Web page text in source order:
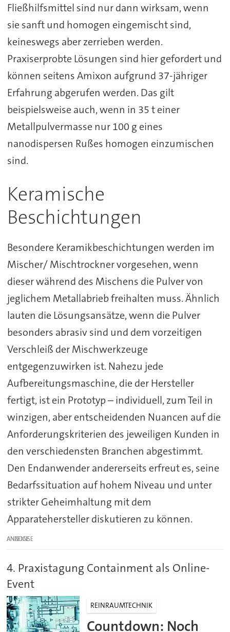
Fließhilfsmittel sind nur dann wirksam, wenn
sie sanft und homogen eingemischt sind,
keineswegs aber zerrieben werden.
Praxiserprobte Lösungen sind hier gefordert und
können seitens Amixon aufgrund 37-jähriger
Erfahrung abgerufen werden. Das gilt
beispielsweise auch, wenn in 35 t einer
Metallpulvermasse nur 100 g eines
nanodispersen Rußes homogen einzumischen
sind.
Keramische
Beschichtungen
Besondere Keramikbeschichtungen werden im
Mischer/ Mischtrockner vorgesehen, wenn
dieser während des Mischens die Pulver von
jeglichem Metallabrieb freihalten muss. Ähnlich
lauten die Lösungsansätze, wenn die Pulver
besonders abrasiv sind und dem vorzeitigen
Verschleiß der Mischwerkzeuge
entgegenzuwirken ist. Nahezu jede
Aufbereitungsmaschine, die der Hersteller
fertigt, ist ein Prototyp – individuell, zum Teil in
winzigen, aber entscheidenden Nuancen auf die
Anforderungskriterien des jeweiligen Kunden in
den verschiedensten Branchen abgestimmt.
Den Endanwender andererseits erfreut es, seine
Bedarfssituation auf hohem Niveau und unter
strikter Geheimhaltung mit dem
Apparatehersteller diskutieren zu können.
ANZEIGE
4. Praxistagung Containment als Online-
Event
REINRAUMTECHNIK
Countdown: Noch